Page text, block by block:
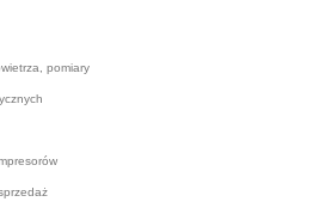
pomiary